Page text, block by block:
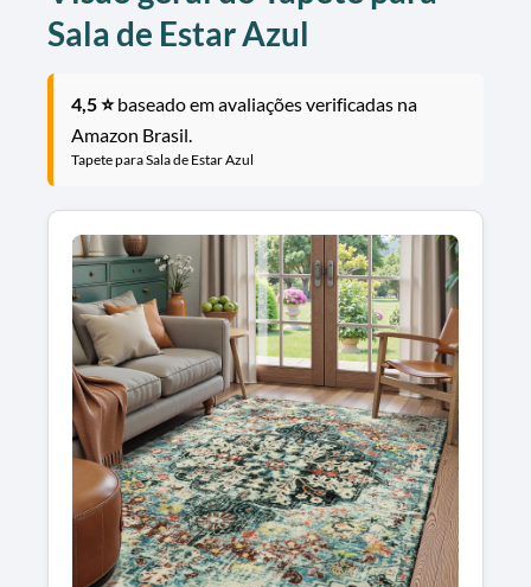
Sala de Estar Azul
4,5 ⭐baseado em avaliações verificadas na
Amazon Brasil.
Tapete para Sala de Estar Azul